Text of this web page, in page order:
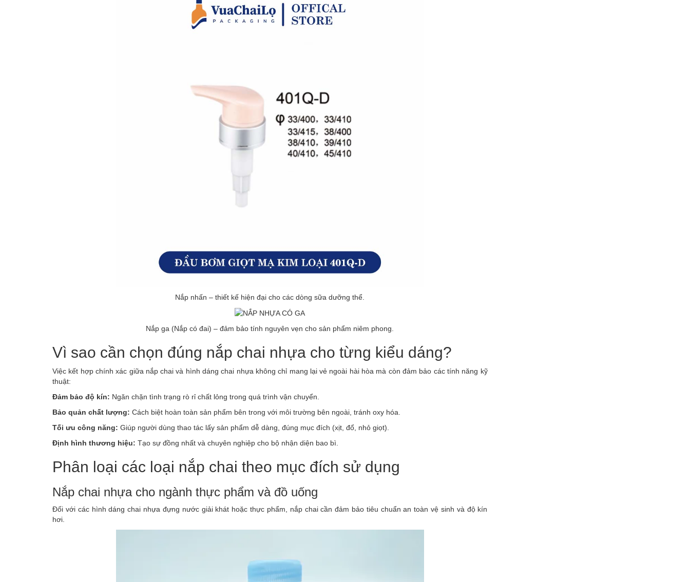
Nắp nhấn – thiết kế hiện đại cho các dòng sữa dưỡng thể.
Nắp ga (Nắp có đai) – đảm bảo tính nguyên vẹn cho sản phẩm niêm phong.
Vì sao cần chọn đúng nắp chai nhựa cho từng kiểu dáng?
Việc kết hợp chính xác giữa nắp chai và hình dáng chai nhựa không chỉ mang lại vẻ ngoài hài hòa mà còn đảm bảo các tính năng kỹ
thuật:
Đảm bảo độ kín: Ngăn chặn tình trạng rò rỉ chất lỏng trong quá trình vận chuyển.
Bảo quản chất lượng: Cách biệt hoàn toàn sản phẩm bên trong với môi trường bên ngoài, tránh oxy hóa.
Tối ưu công năng: Giúp người dùng thao tác lấy sản phẩm dễ dàng, đúng mục đích (xịt, đổ, nhỏ giọt).
Định hình thương hiệu: Tạo sự đồng nhất và chuyên nghiệp cho bộ nhận diện bao bì.
Phân loại các loại nắp chai theo mục đích sử dụng
Nắp chai nhựa cho ngành thực phẩm và đồ uống
Đối với các hình dáng chai nhựa đựng nước giải khát hoặc thực phẩm, nắp chai cần đảm bảo tiêu chuẩn an toàn vệ sinh và độ kín
hơi.